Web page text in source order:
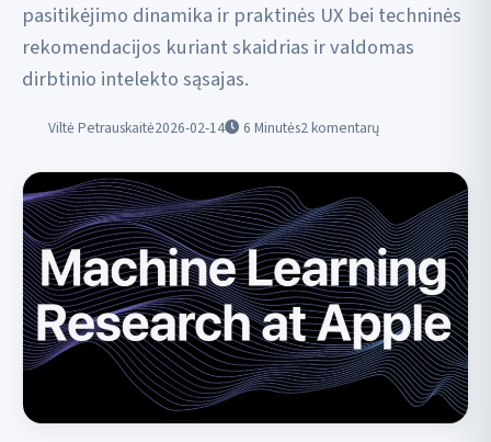
pasitikėjimo dinamika ir praktinės UX bei techninės
rekomendacijos kuriant skaidrias ir valdomas
dirbtinio intelekto sąsajas.
Viltė Petrauskaitė2026-02-14 6 Minutės2 komentarų